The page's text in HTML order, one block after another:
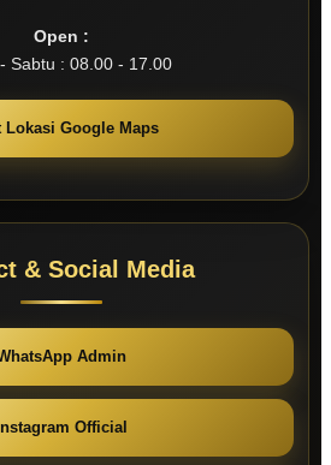
Open :
Sabtu : 08.00 - 17.00
Lokasi Google Maps
& Social Media
Admin
Instagram Official